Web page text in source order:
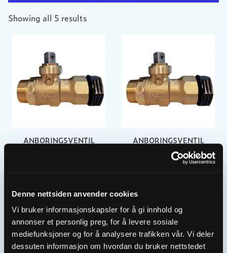
Denne nettsiden anvender cookies
Vi bruker informasjonskapsler for å gi innhold og
annonser et personlig preg, for å levere sosiale
mediefunksjoner og for å analysere trafikken vår. Vi deler
dessuten informasjon om hvordan du bruker nettstedet
Showing all 5 results
ANBORINGSVENTIL
ANBORINGSVENTIL
1½”X50MM M/PRK
3381939